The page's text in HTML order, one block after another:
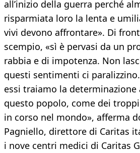
all’inizio della guerra perché
risparmiata loro la lenta e
vivi devono affrontare». Di
scempio, «sì è pervasi da un
rabbia e di impotenza. Non
questi sentimenti ci
essi traiamo la determinazione
questo popolo, come dei
in corso nel mondo», afferma
Pagniello, direttore di Caritas
i nove centri medici di Caritas